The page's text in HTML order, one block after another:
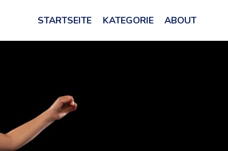
STARTSEITE KATEGORIE ABOUT